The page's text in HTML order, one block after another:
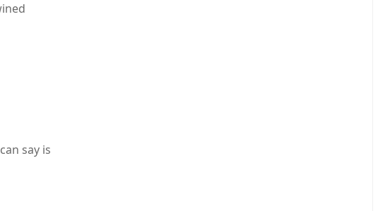
say is